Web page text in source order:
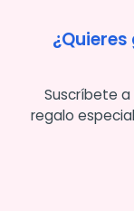
Suscríbete
regalo